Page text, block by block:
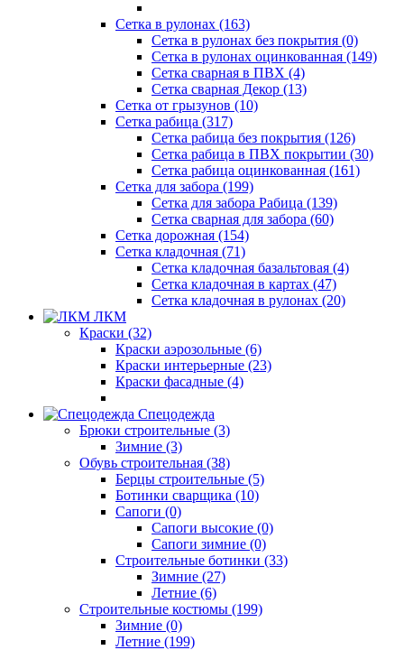
Сетка в рулонах (163)
Сетка в рулонах без покрытия (0)
Сетка в рулонах оцинкованная (149)
Сетка сварная в ПВХ (4)
Сетка сварная Декор (13)
Сетка от грызунов (10)
Сетка рабица (317)
Сетка рабица без покрытия (126)
Сетка рабица в ПВХ покрытии (30)
Сетка рабица оцинкованная (161)
Сетка для забора (199)
Сетка для забора Рабица (139)
Сетка сварная для забора (60)
Сетка дорожная (154)
Сетка кладочная (71)
Сетка кладочная базальтовая (4)
Сетка кладочная в картах (47)
Сетка кладочная в рулонах (20)
ЛКМ
Краски (32)
Краски аэрозольные (6)
Краски интерьерные (23)
Краски фасадные (4)
Спецодежда
Брюки строительные (3)
Зимние (3)
Обувь строительная (38)
Берцы строительные (5)
Ботинки сварщика (10)
Сапоги (0)
Сапоги высокие (0)
Сапоги зимние (0)
Строительные ботинки (33)
Зимние (27)
Летние (6)
Строительные костюмы (199)
Зимние (0)
Летние (199)